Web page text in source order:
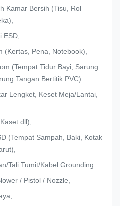
Kamar Bersih (Tisu, Rol
ESD,
(Kertas, Pena, Notebook),
(Tempat Tidur Bayi, Sarung
Tangan Bertitik PVC)
Lengket, Keset Meja/Lantai,
dll),
(Tempat Sampah, Baki, Kotak
Tali Tumit/Kabel Grounding.
/ Pistol / Nozzle,